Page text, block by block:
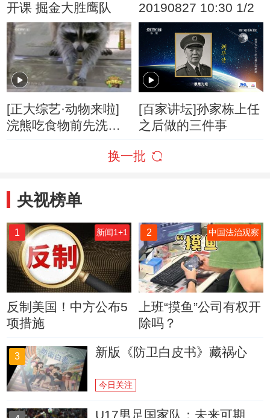
开课 掘金大胜鹰队
20190827 10:30 1/2
[正大综艺·动物来啦]
浣熊吃食物前先洗一
[百家讲坛]孙家栋上任
之后做的三件事
换一批
央视榜单
1 新闻1+1
反制美国！中方公布5
项措施
2 中国法治观察
上班“摸鱼”公司有权开
除吗？
3 新版《防卫白皮书》藏祸心
今日关注
U17男足国家队：未来可期